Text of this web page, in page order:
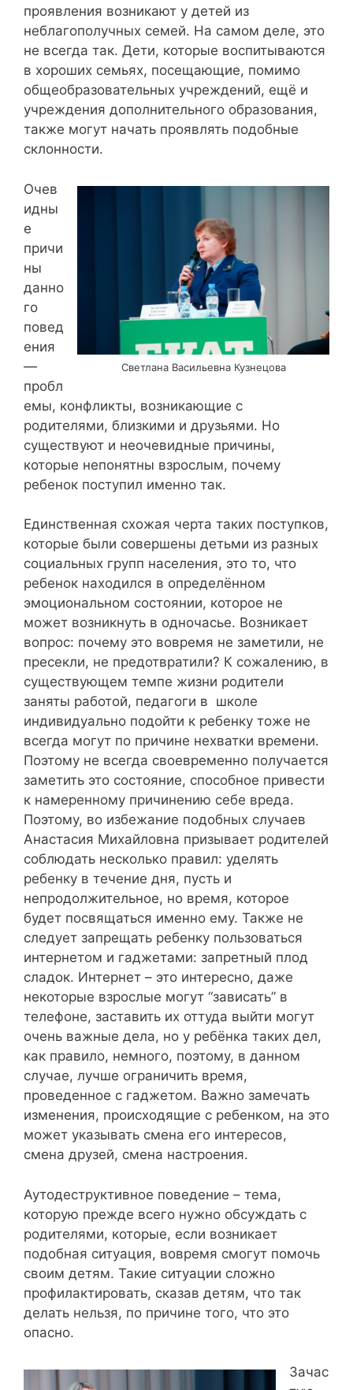
проявления возникают у детей из
неблагополучных семей. На самом деле, это
не всегда так. Дети, которые воспитываются
в хороших семьях, посещающие, помимо
общеобразовательных учреждений, ещё и
учреждения дополнительного образования,
также могут начать проявлять подобные
склонности.
Светлана Васильевна Кузнецова
Очев
идны
е
причи
ны
данно
го
повед
ения
—
пробл
емы, конфликты, возникающие с
родителями, близкими и друзьями. Но
существуют и неочевидные причины,
которые непонятны взрослым, почему
ребенок поступил именно так.
Единственная схожая черта таких поступков,
которые были совершены детьми из разных
социальных групп населения, это то, что
ребенок находился в определённом
эмоциональном состоянии, которое не
может возникнуть в одночасье. Возникает
вопрос: почему это вовремя не заметили, не
пресекли, не предотвратили? К сожалению, в
существующем темпе жизни родители
заняты работой, педагоги в школе
индивидуально подойти к ребенку тоже не
всегда могут по причине нехватки времени.
Поэтому не всегда своевременно получается
заметить это состояние, способное привести
к намеренному причинению себе вреда.
Поэтому, во избежание подобных случаев
Анастасия Михайловна призывает родителей
соблюдать несколько правил: уделять
ребенку в течение дня, пусть и
непродолжительное, но время, которое
будет посвящаться именно ему. Также не
следует запрещать ребенку пользоваться
интернетом и гаджетами: запретный плод
сладок. Интернет – это интересно, даже
некоторые взрослые могут “зависать” в
телефоне, заставить их оттуда выйти могут
очень важные дела, но у ребёнка таких дел,
как правило, немного, поэтому, в данном
случае, лучше ограничить время,
проведенное с гаджетом. Важно замечать
изменения, происходящие с ребенком, на это
может указывать смена его интересов,
смена друзей, смена настроения.
Аутодеструктивное поведение – тема,
которую прежде всего нужно обсуждать с
родителями, которые, если возникает
подобная ситуация, вовремя смогут помочь
своим детям. Такие ситуации сложно
профилактировать, сказав детям, что так
делать нельзя, по причине того, что это
опасно.
Зачас